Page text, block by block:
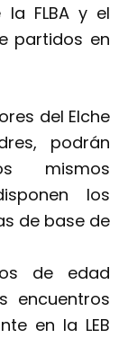
FLBA y el
partidos en
del Elche
podrán
mismos
los
de base de
de edad
encuentros
en la LEB